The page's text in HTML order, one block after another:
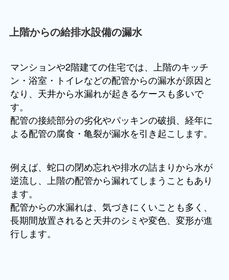
上階からの給排水設備の漏水
マンションや2階建ての住宅では、上階のキッチ
ン・浴室・トイレなどの配管からの漏水が原因と
なり、天井から水漏れが起きるケースも多いで
す。
配管の接続部分の劣化やパッキンの破損、経年に
よる配管の腐食・亀裂が漏水を引き起こします。
例えば、蛇口の閉め忘れや排水の詰まりから水が
逆流し、上階の配管から漏れてしまうこともあり
ます。
配管からの水漏れは、気づきにくいことも多く、
長期間放置されると天井のシミや変色、変形が進
行します。